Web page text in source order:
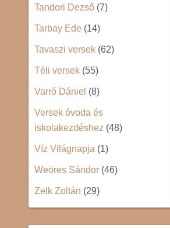
Tandori Dezső (7)
Tarbay Ede (14)
Tavaszi versek (62)
Téli versek (55)
Varró Dániel (8)
Versek óvoda és
iskolakezdéshez (48)
Víz Világnapja (1)
Weöres Sándor (46)
Zelk Zoltán (29)